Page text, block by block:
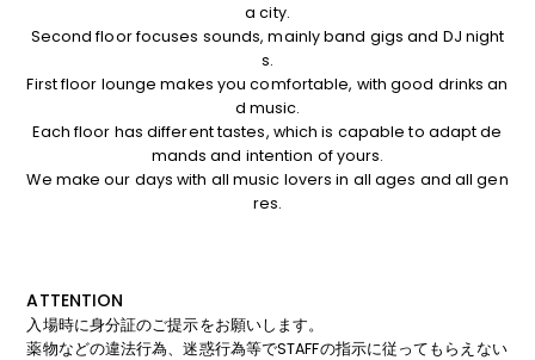
a city.
Second floor focuses sounds, mainly band gigs and DJ night
s.
First floor lounge makes you comfortable, with good drinks an
d music.
Each floor has different tastes, which is capable to adapt de
mands and intention of yours.
We make our days with all music lovers in all ages and all gen
res.
ATTENTION
入場時に身分証のご提示をお願いします。
薬物などの違法行為、迷惑行為等でSTAFFの指示に従ってもらえない